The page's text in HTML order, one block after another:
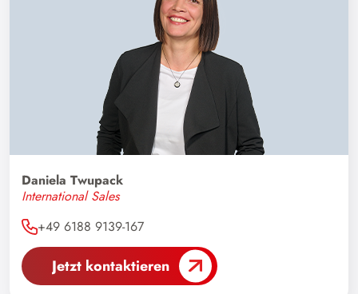
Daniela Twupack
International Sales
+49 6188 9139-167
Jetzt kontaktieren